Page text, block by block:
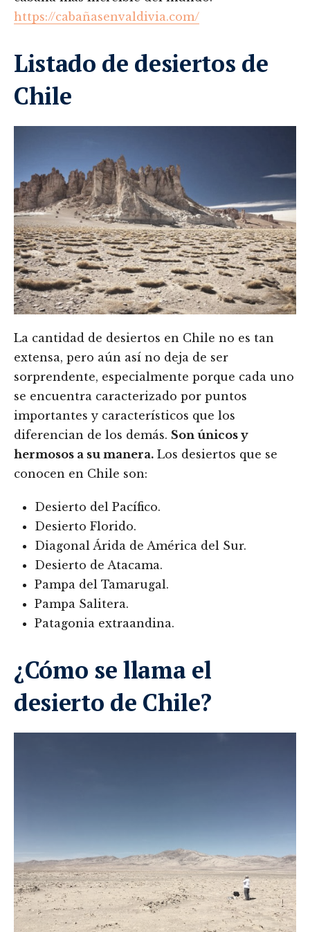
https://cabañasenvaldivia.com/
Listado de desiertos de
Chile
La cantidad de desiertos en Chile no es tan
extensa, pero aún así no deja de ser
sorprendente, especialmente porque cada uno
se encuentra caracterizado por puntos
importantes y característicos que los
diferencian de los demás. Son únicos y
hermosos a su manera. Los desiertos que se
conocen en Chile son:
Desierto del Pacífico.
Desierto Florido.
Diagonal Árida de América del Sur.
Desierto de Atacama.
Pampa del Tamarugal.
Pampa Salitera.
Patagonia extraandina.
¿Cómo se llama el
desierto de Chile?